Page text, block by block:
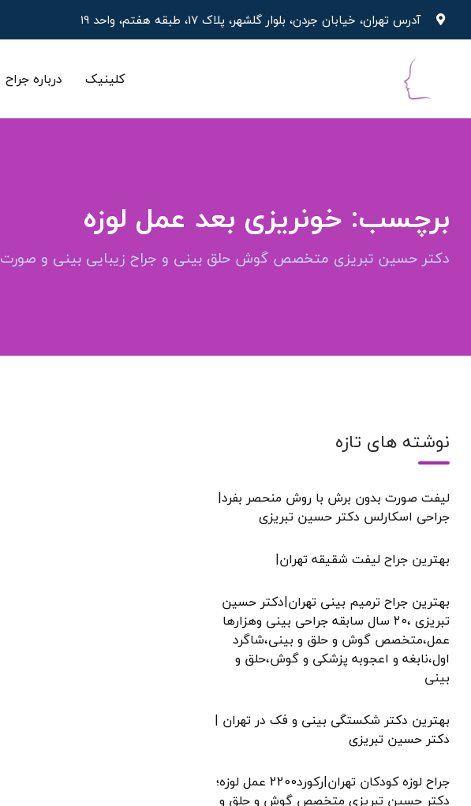
آدرس تهران، خیابان جردن، بلوار گلشهر، پلاک 17، طبقه هفتم، واحد 19
کلینیک درباره جراح
برچسب: خونریزی بعد عمل لوزه
دکتر حسین تبریزی متخصص گوش حلق بینی و جراح زیبایی بینی و صورت
نوشته های تازه
لیفت صورت بدون برش با روش منحصر بفرد|
جراحی اسکارلس دکتر حسین تبریزی
بهترین جراح لیفت شقیقه تهران|
بهترین جراح ترمیم بینی تهران|دکتر حسین
تبریزی ،20 سال سابقه جراحی بینی وهزارها
عمل،متخصص گوش و حلق و بینی،شاگرد
اول،نابغه و اعجوبه پزشکی و گوش،حلق و
بینی
بهترین دکتر شکستگی بینی و فک در تهران |
دکتر حسین تبریزی
جراح لوزه کودکان تهران|رکورد2200 عمل لوزه؛
دکتر حسین تبریزی متخصص گوش و حلق و